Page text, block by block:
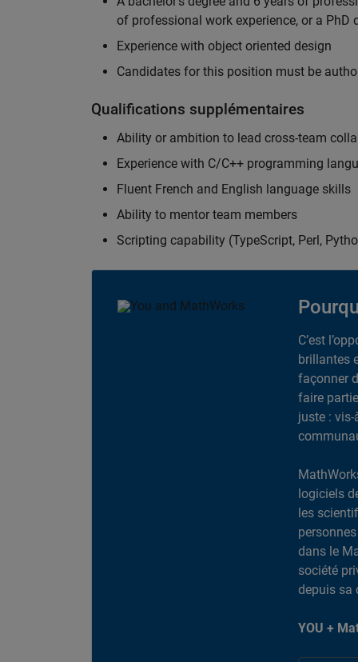
of professional work experience, or a PhD
Experience with object oriented design
Candidates for this position must be
Qualifications supplémentaires
Ability or ambition to lead cross-team
Experience with C/C++ programming
Fluent French and English language skills
Ability to mentor team members
Scripting capability (TypeScript, Perl,
C’est
brillantes
façonner
faire
juste : vis-
logiciels
les
dans le
société
depuis sa
YOU +